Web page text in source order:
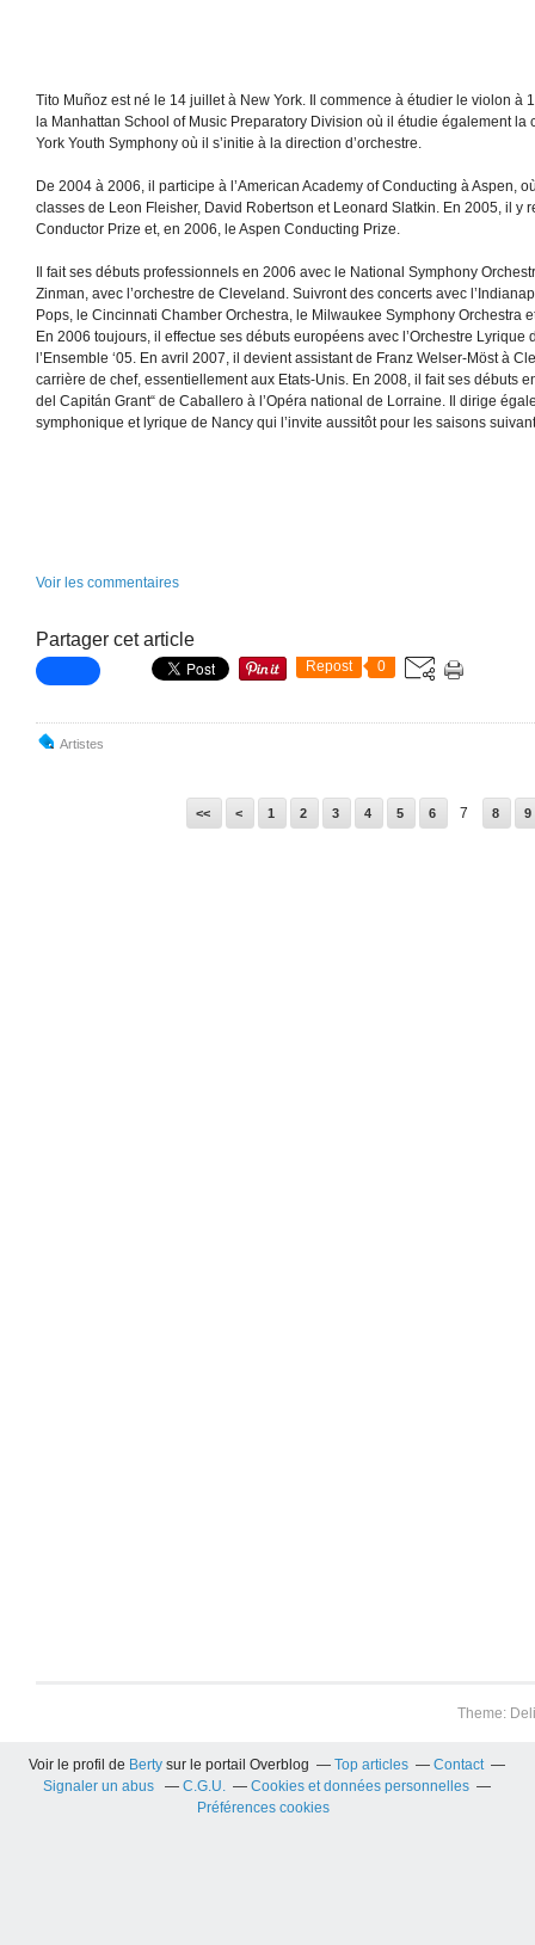
Tito Muñoz est né le 14 juillet à New York. Il commence à étudier le violon à
la Manhattan School of Music Preparatory Division où il étudie également la
York Youth Symphony où il s’initie à la direction d’orchestre.
De 2004 à 2006, il participe à l’American Academy of Conducting à Aspen,
classes de Leon Fleisher, David Robertson et Leonard Slatkin. En 2005, il y
Conductor Prize et, en 2006, le Aspen Conducting Prize.
Il fait ses débuts professionnels en 2006 avec le National Symphony
Zinman, avec l’orchestre de Cleveland. Suivront des concerts avec
Pops, le Cincinnati Chamber Orchestra, le Milwaukee Symphony Orchestra
En 2006 toujours, il effectue ses débuts européens avec l’Orchestre
l’Ensemble ‘05. En avril 2007, il devient assistant de Franz Welser-Möst à
carrière de chef, essentiellement aux Etats-Unis. En 2008, il fait ses débuts
del Capitán Grant“ de Caballero à l’Opéra national de Lorraine. Il dirige
symphonique et lyrique de Nancy qui l’invite aussitôt pour les saisons
Voir les commentaires
Partager cet article
Repost 0
Artistes
<< < 1 2 3 4 5 6 7 8 9
Theme:
Voir le profil de Berty sur le portail Overblog Top articles
Contact
Signaler un abus
C.G.U.
Cookies et données personnelles
Préférences cookies